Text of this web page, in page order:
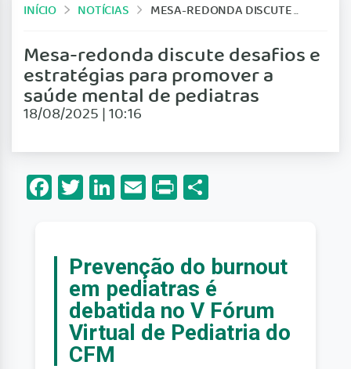
INÍCIO NOTÍCIAS MESA-REDONDA DISCUTE DESAFIOS E ESTRATÉGIAS PARA PROMOVER A SAÚDE MENTAL DE PEDIATRAS
Mesa-redonda discute desafios e
estratégias para promover a
saúde mental de pediatras
18/08/2025 | 10:16
Facebook
Twitter
LinkedIn
Email
Print
Prevenção do burnout
em pediatras é
debatida no V Fórum
Virtual de Pediatria do
CFM